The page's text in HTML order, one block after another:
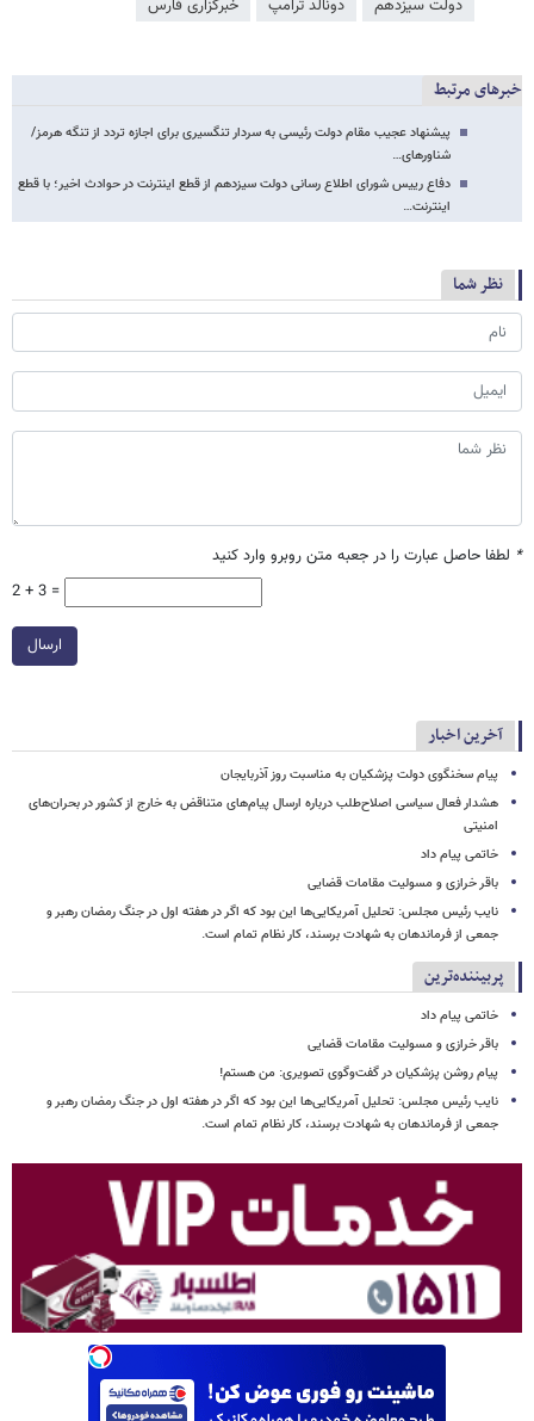
دولت سیزدهم دونالد ترامپ خبرگزاری فارس
خبرهای مرتبط
پیشنهاد عجیب مقام دولت رئیسی به سردار تنگسیری برای اجازه تردد از تنگه هرمز/
شناورهای…
دفاع رییس شورای اطلاع رسانی دولت سیزدهم از قطع اینترنت در حوادث اخیر؛ با قطع
اینترنت…
نظر شما
* لطفا حاصل عبارت را در جعبه متن روبرو وارد کنید
2 + 3 =
ارسال
آخرین اخبار
پیام سخنگوی دولت پزشکیان به مناسبت روز آذربایجان
هشدار فعال سیاسی اصلاح‌طلب درباره ارسال پیام‌های متناقض به خارج از کشور در بحران‌های
امنیتی
خاتمی پیام داد
باقر خرازی و مسولیت مقامات قضایی
نایب رئیس مجلس: تحلیل آمریکایی‌ها این بود که اگر در هفته اول در جنگ رمضان رهبر و
جمعی از فرماندهان به شهادت برسند، کار نظام تمام است.
پربیننده‌ترین
خاتمی پیام داد
باقر خرازی و مسولیت مقامات قضایی
پیام روشن پزشکیان در گفت‌وگوی تصویری: من هستم!
نایب رئیس مجلس: تحلیل آمریکایی‌ها این بود که اگر در هفته اول در جنگ رمضان رهبر و
جمعی از فرماندهان به شهادت برسند، کار نظام تمام است.